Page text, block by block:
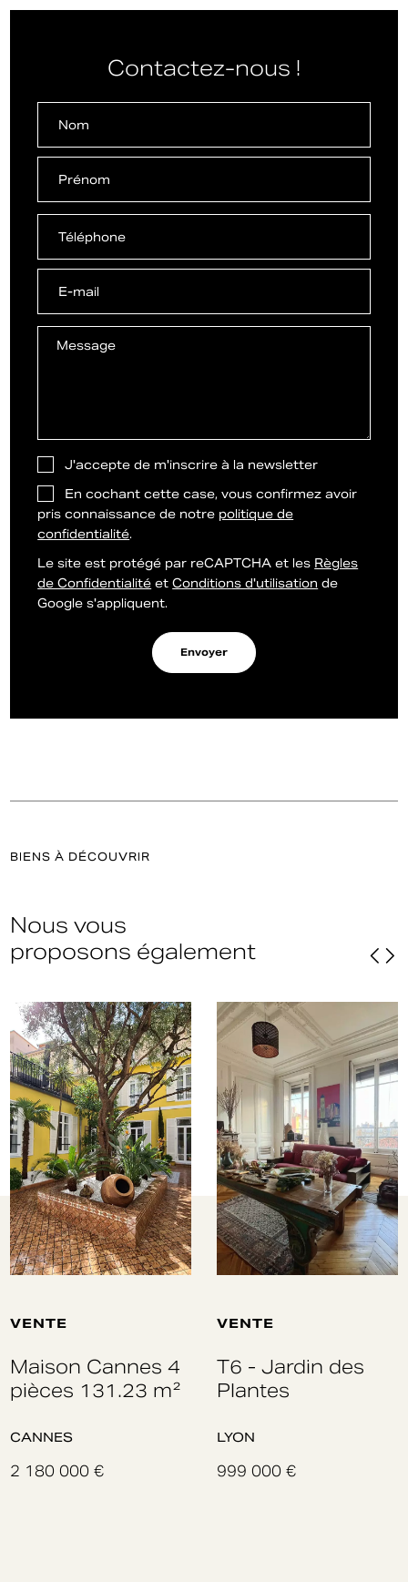
Contactez-nous !
J'accepte de m'inscrire à la newsletter
En cochant cette case, vous confirmez avoir
pris connaissance de notre politique de
confidentialité.
Le site est protégé par reCAPTCHA et les Règles
de Confidentialité etConditions d'utilisation de
Google s'appliquent.
Envoyer
BIENS À DÉCOUVRIR
Nous vous
proposons également
VENTE
T6 - Jardin des
Plantes
LYON
999 000 €
VENTE
Paris 7eme -
Appartement
jardin privatif